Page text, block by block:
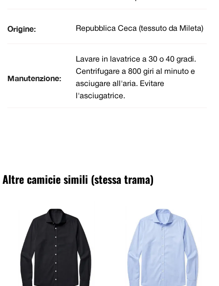
Origine: Repubblica Ceca (tessuto da Mileta)
Manutenzione:
Lavare in lavatrice a 30 o 40 gradi.
Centrifugare a 800 giri al minuto e
asciugare all'aria. Evitare
l'asciugatrice.
Altre camicie simili (stessa trama)